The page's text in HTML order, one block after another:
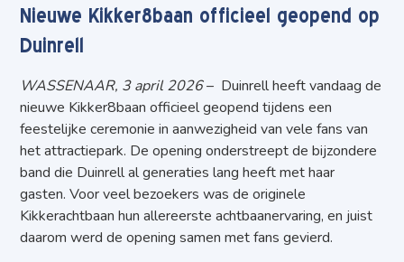
Nieuwe Kikker8baan officieel geopend op
Duinrell
WASSENAAR, 3 april 2026– Duinrell heeft vandaag de
nieuwe Kikker8baan officieel geopend tijdens een
feestelijke ceremonie in aanwezigheid van vele fans van
het attractiepark. De opening onderstreept de bijzondere
band die Duinrell al generaties lang heeft met haar
gasten. Voor veel bezoekers was de originele
Kikkerachtbaan hun allereerste achtbaanervaring, en juist
daarom werd de opening samen met fans gevierd.